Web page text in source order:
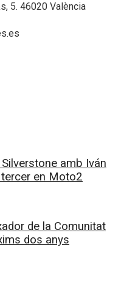
5. 46020 València
amb Iván
en Moto2
de la Comunitat
dos anys